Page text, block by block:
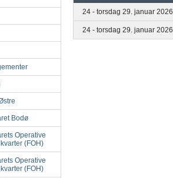
Bodø
Operative
(FOH)
Operative
(FOH)
24 - torsdag 29. januar 2026
24 - torsdag 29. januar 2026